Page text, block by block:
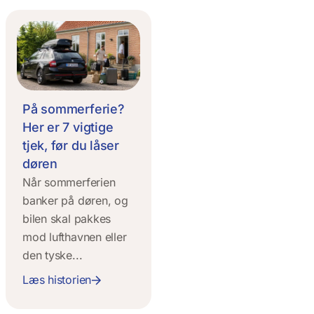
På sommerferie?
Her er 7 vigtige
tjek, før du låser
døren
Når sommerferien
banker på døren, og
bilen skal pakkes
mod lufthavnen eller
den tyske...
Læs historien